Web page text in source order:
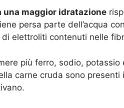
una maggior idratazione
persa parte dell’acqua
elettroliti contenuti nelle
più ferro, sodio,
carne cruda sono